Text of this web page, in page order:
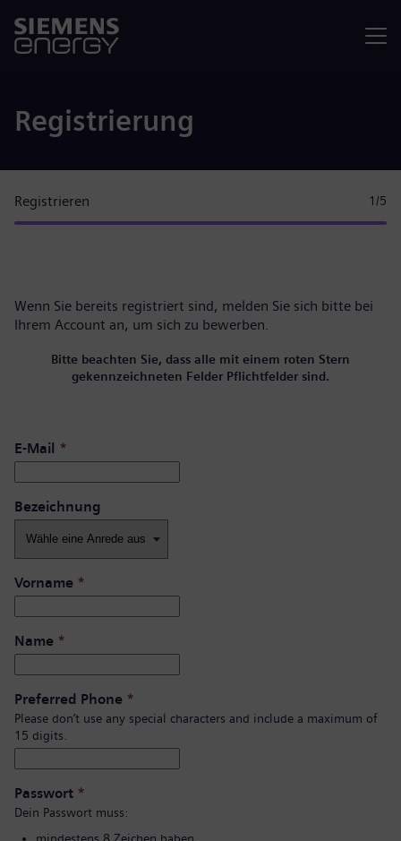
Registrierung
Registrieren 1 /5
Wenn Sie bereits registriert sind, melden Sie sich bitte bei
Ihrem Account an, um sich zu bewerben.
Bitte beachten Sie, dass alle mit einem roten Stern
gekennzeichneten Felder Pflichtfelder sind.
E-Mail *
Bezeichnung
Vorname *
Name *
Preferred Phone *
Please don’t use any special characters and include a maximum of
15 digits.
Passwort *
Dein Passwort muss: